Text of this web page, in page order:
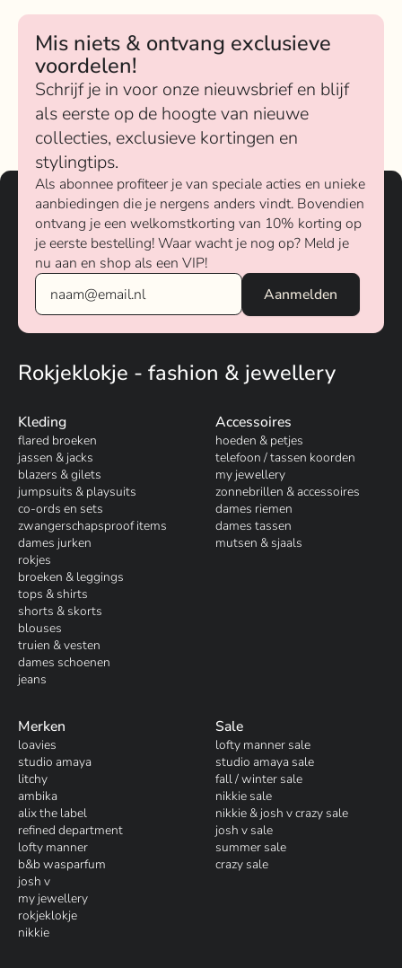
Mis niets & ontvang exclusieve
voordelen!
Schrijf je in voor onze nieuwsbrief en blijf
als eerste op de hoogte van nieuwe
collecties, exclusieve kortingen en
stylingtips.
Als abonnee profiteer je van speciale acties en unieke
aanbiedingen die je nergens anders vindt. Bovendien
ontvang je een welkomstkorting van 10% korting op
je eerste bestelling! Waar wacht je nog op? Meld je
nu aan en shop als een VIP!
Rokjeklokje - fashion & jewellery
Kleding
flared broeken
jassen & jacks
blazers & gilets
jumpsuits & playsuits
co-ords en sets
zwangerschapsproof items
dames jurken
rokjes
broeken & leggings
tops & shirts
shorts & skorts
blouses
truien & vesten
dames schoenen
jeans
Accessoires
hoeden & petjes
telefoon / tassen koorden
my jewellery
zonnebrillen & accessoires
dames riemen
dames tassen
mutsen & sjaals
Merken
loavies
studio amaya
litchy
ambika
alix the label
refined department
lofty manner
b&b wasparfum
josh v
my jewellery
rokjeklokje
nikkie
Sale
lofty manner sale
studio amaya sale
fall / winter sale
nikkie sale
nikkie & josh v crazy sale
josh v sale
summer sale
crazy sale